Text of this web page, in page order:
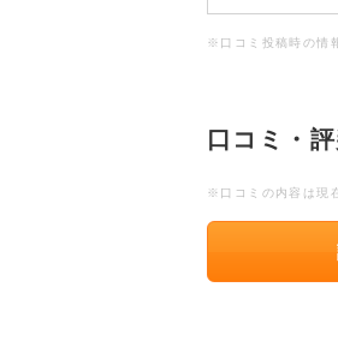
※口コミ投稿時の情
口コミ・
※口コミの内容は現